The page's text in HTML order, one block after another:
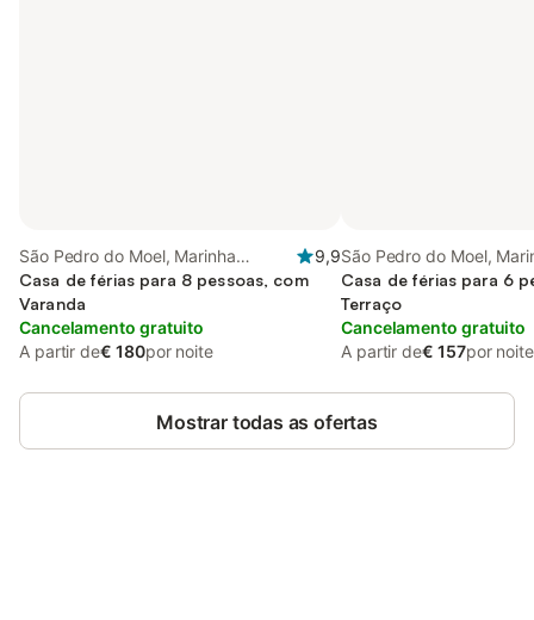
São Pedro do Moel, Marinha
Grande
9,9
Casa de férias para 8 pessoas, com
Varanda
Cancelamento gratuito
A partir de€ 180por noite
São Pedro do Moel,
Casa de férias para 6
Terraço
Cancelamento gratuito
A partir de€ 157por noite
Mostrar todas as ofertas